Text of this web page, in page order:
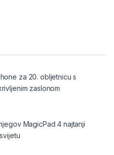
za 20. obljetnicu s
zaslonom
MagicPad 4 najtanji